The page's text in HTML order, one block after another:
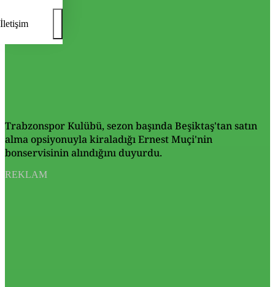
İletişim
Trabzonspor Kulübü, sezon başında Beşiktaş'tan satın
alma opsiyonuyla kiraladığı Ernest Muçi'nin
bonservisinin alındığını duyurdu.
REKLAM